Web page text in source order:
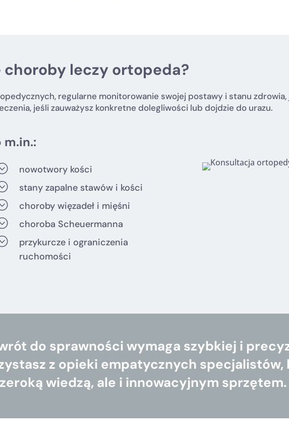
choroby leczy ortopeda?
regularne monitorowanie swojej postawy i stanu zdrowia,
jeśli zauważysz konkretne dolegliwości lub dojdzie do urazu.
nowotwory kości
stany zapalne stawów i kości
choroby więzadeł i mięśni
choroba Scheuermanna
przykurcze i ograniczenia
ruchomości
do sprawności wymaga szybkiej i
z opieki empatycznych
wiedzą, ale i innowacyjnym sprzętem.